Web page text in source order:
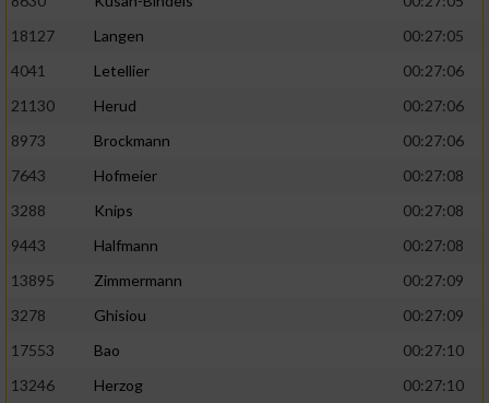
18127
Langen
00:27:05
4041
Letellier
00:27:06
21130
Herud
00:27:06
8973
Brockmann
00:27:06
7643
Hofmeier
00:27:08
3288
Knips
00:27:08
9443
Halfmann
00:27:08
13895
Zimmermann
00:27:09
3278
Ghisiou
00:27:09
17553
Bao
00:27:10
13246
Herzog
00:27:10